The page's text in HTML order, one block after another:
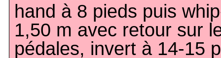
hand à 8 pieds puis
1,50 m avec retour sur
pédales, invert à 14-15